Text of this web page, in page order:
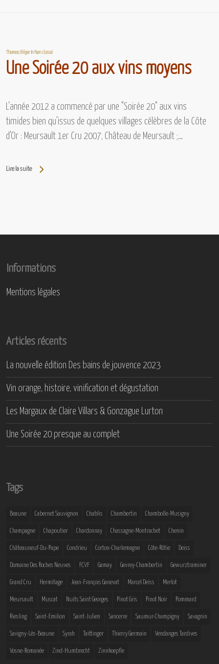
Thomas Bilger InNon classé
Une Soirée 20 aux vins moyens
L'année 2012 a commencé par une "Soirée 20" aux vins
timides bien qu'issus de quelques villages célèbres de la Côte
d'Or : Meursault 1er Cru 2007, Château de Meursault ;…
Lire la suite
Informations
Mentions légales
Articles récents
La nouvelle édition Des bains de jouvence 2023
Vin orange, histoire, vinification et dégustation
Les Margaux de Claire Villars & Gonzague Lurton
Une Soirée 20 presque au complet
Tags
Beaune Cabernet Sauvignon Chablis Chambertin Chambolle-Musigny
Champagne Chapoutier Chardonnay Chassagne-Montrachet Chenin
Châteauneuf-Du-Pape Condrieu Corton-Charlemagne Côte-Rôtie Deiss
Domaine Des Roches Neuves FCVF Gamay Gevrey-Chambertin Gewurztraminer
Grand Cru Hermitage Jean-François Ganevat Marcel Deiss Merlot
Meursault Muscat Nuits Saint Georges Pinot Gris Pinot Noir Pommard
Riesling Saint-Emilion Saint-Julien Sancerre Saumur-Champigny Savagnin
Savigny-Lès-Beaune Syrah Taittinger Thierry Germain Vendanges Tardives
Vosne-Romanée Zind-Humbrecht Zinnkoepfle